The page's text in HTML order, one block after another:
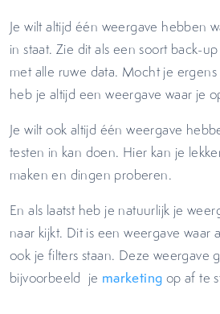
Je wilt altijd één weergave hebben
in staat. Zie dit als een soort back-
met alle ruwe data. Mocht je
heb je altijd een weergave waar je
Je wilt ook altijd één weergave
testen in kan doen. Hier kan je
maken en dingen proberen.
En als laatst heb je natuurlijk je
naar kijkt. Dit is een weergave waar
ook je filters staan. Deze weergave
bijvoorbeeld je marketing op af te